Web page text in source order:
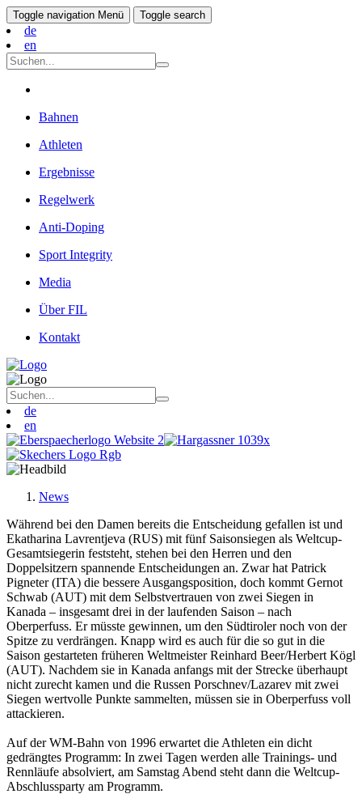
Toggle navigation Menü Toggle search
de
en
Bahnen
Athleten
Ergebnisse
Regelwerk
Anti-Doping
Sport Integrity
Media
Über FIL
Kontakt
de
en
News
Während bei den Damen bereits die Entscheidung gefallen ist und
Ekatharina Lavrentjeva (RUS) mit fünf Saisonsiegen als Weltcup-
Gesamtsiegerin feststeht, stehen bei den Herren und den
Doppelsitzern spannende Entscheidungen an. Zwar hat Patrick
Pigneter (ITA) die bessere Ausgangsposition, doch kommt Gernot
Schwab (AUT) mit dem Selbstvertrauen von zwei Siegen in
Kanada – insgesamt drei in der laufenden Saison – nach
Oberperfuss. Er müsste gewinnen, um den Südtiroler noch von der
Spitze zu verdrängen. Knapp wird es auch für die so gut in die
Saison gestarteten früheren Weltmeister Reinhard Beer/Herbert Kögl
(AUT). Nachdem sie in Kanada anfangs mit der Strecke überhaupt
nicht zurecht kamen und die Russen Porschnev/Lazarev mit zwei
Siegen wertvolle Punkte sammelten, müssen sie in Oberperfuss voll
attackieren.
Auf der WM-Bahn von 1996 erwartet die Athleten ein dicht
gedrängtes Programm: In zwei Tagen werden alle Trainings- und
Rennläufe absolviert, am Samstag Abend steht dann die Weltcup-
Abschlussparty am Programm.